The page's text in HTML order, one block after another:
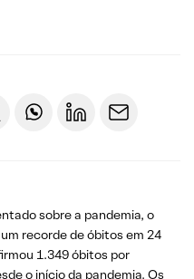
sobre a pandemia, o
recorde de óbitos em 24
1.349 óbitos por
o início da pandemia. Os